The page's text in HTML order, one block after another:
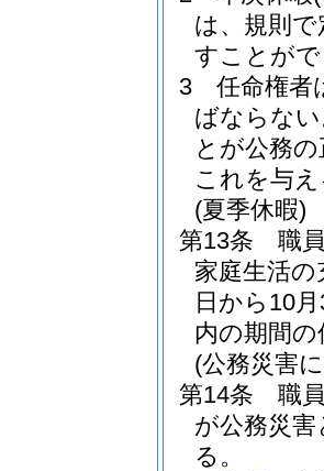
は、規則
すことが
3
任命権者
ばならな
とが公務
これを与
(夏季休暇)
第13条
職
家庭生活
日から10
内の期間
(公務災害
第14条
職
が公務災
る。